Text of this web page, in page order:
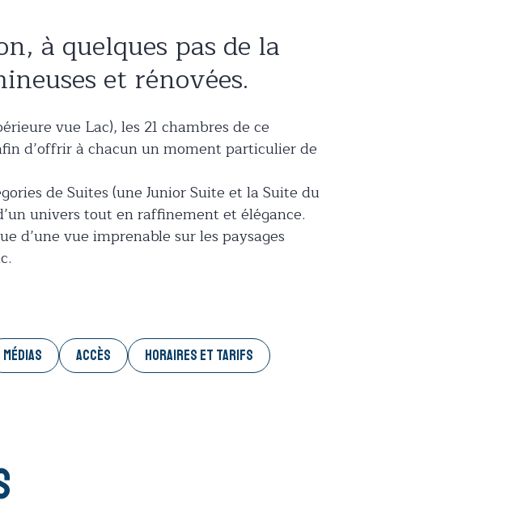
à quelques pas de la
et rénovées.
vue Lac), les 21 chambres de ce
d’offrir à chacun un moment particulier de
de Suites (une Junior Suite et la Suite du
univers tout en raffinement et élégance.
d’une vue imprenable sur les paysages
MÉDIAS ACCÈS HORAIRES ET TARIFS